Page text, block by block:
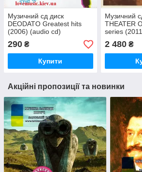
Музичний сд диск
DEODATO Greatest hits
(2006) (audio cd)
290 ₴
Купити
Музичний
THEATER
series
2 480₴
Акційні пропозиції та новинки